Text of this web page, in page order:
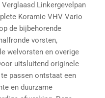
Linkergevelpan
Koramic VHV Vario
de bijbehorende
vorsten,
welvorsten en overige
uitsluitend originele
passen ontstaat een
en duurzame